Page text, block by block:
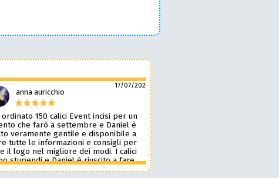
anna auricchio
17/07/2026
ordinato 150 calici Event incisi per un
che farò a settembre e Daniel è
veramente gentile e disponibile a
tutte le informazioni e consigli per
il logo nel migliore dei modi. I calici
stupendi e Daniel è riuscito a fare
in pochissimi giorni accontentandomi.